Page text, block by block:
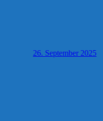
26. September 2025